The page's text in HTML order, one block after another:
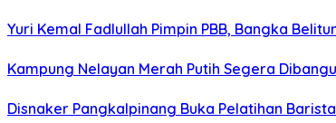
Yuri Kemal Fadlullah Pimpin PBB, Bangka
Kampung Nelayan Merah Putih Segera
Disnaker Pangkalpinang Buka Pelatihan